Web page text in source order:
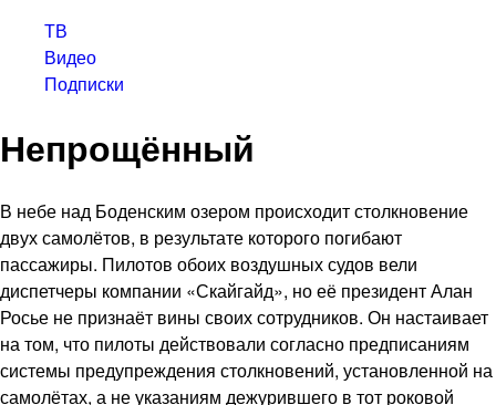
ТВ
Видео
Подписки
Непрощённый
В небе над Боденским озером происходит столкновение
двух самолётов, в результате которого погибают
пассажиры. Пилотов обоих воздушных судов вели
диспетчеры компании «Скайгайд», но её президент Алан
Росье не признаёт вины своих сотрудников. Он настаивает
на том, что пилоты действовали согласно предписаниям
системы предупреждения столкновений, установленной на
самолётах, а не указаниям дежурившего в тот роковой